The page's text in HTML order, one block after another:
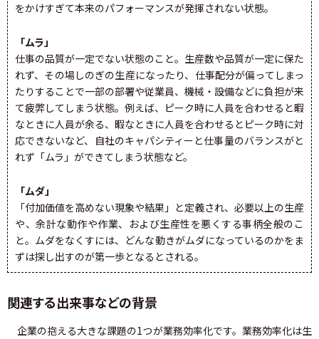
をかけすぎて本来のパフォーマンスが発揮されない状態。
「ムラ」
仕事の品質が一定でない状態のこと。生産数や品質が一定に保た
れず、その場しのぎの生産になったり、仕事配分が偏ってしまっ
たりすることで一部の部署や従業員、機械・設備などに負担が来
て疲弊してしまう状態。例えば、ピーク時に人員を合わせると暇
なときに人員が余る、暇なときに人員を合わせるとピーク時に対
応できないなど、自社のキャパシティーと仕事量のバランスがと
れず「ムラ」ができてしまう状態など。
「ムダ」
「付加価値を高めない現象や結果」と定義され、必要以上の生産
や、余計な動作や作業、および生産性を悪くする事柄全般のこ
と。ムダをなくすには、どんな動きがムダになっているのかをま
ずは探し出すのが第一歩となるとされる。
関連する出来事などの背景
企業の抱える大きな課題の1つが業務効率化です。業務効率化は生